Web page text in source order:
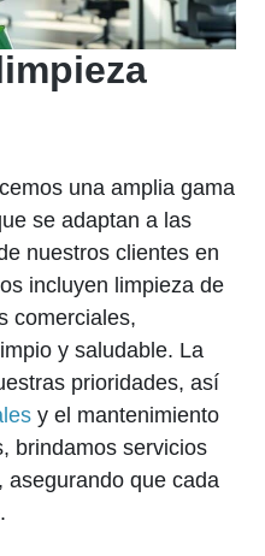
una amplia gama
se adaptan a las
nuestros clientes en
incluyen limpieza de
comerciales,
y saludable. La
prioridades, así
y el mantenimiento
brindamos servicios
asegurando que cada